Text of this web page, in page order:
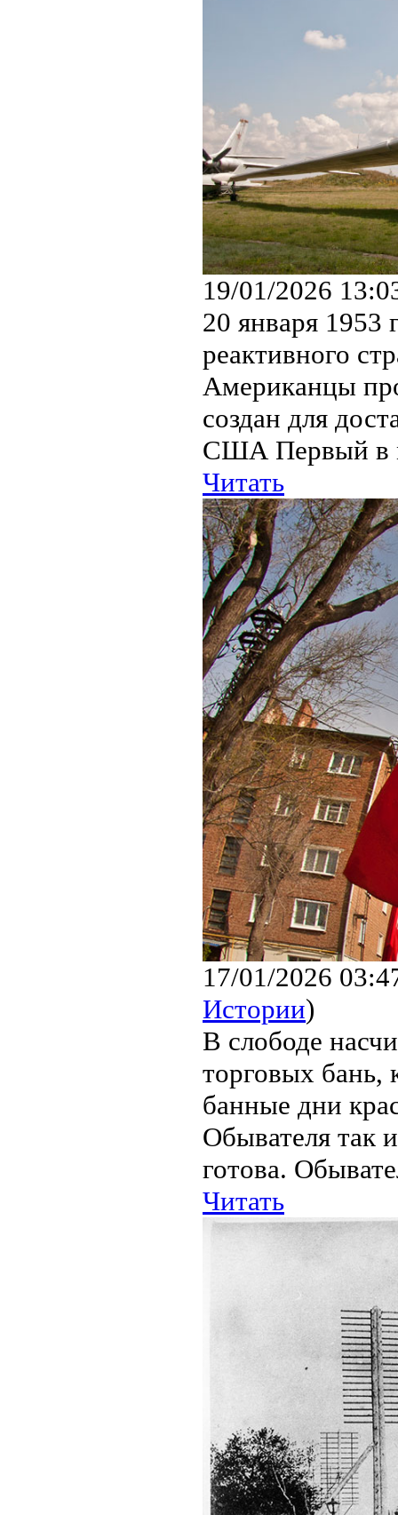
19/01/2026
20 января 1953
реактивного
Американцы
создан для
США Первый в
Читать
17/01/2026
Истории)
В слободе
торговых бань,
банные дни
Обывателя так
готова.
Читать